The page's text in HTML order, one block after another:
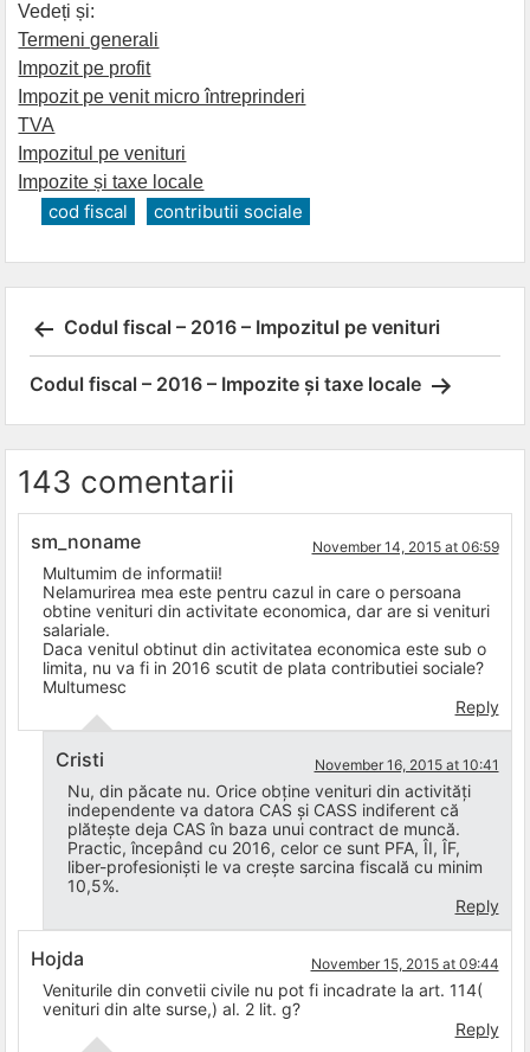
Vedeți și:
Termeni generali
Impozit pe profit
Impozit pe venit micro întreprinderi
TVA
Impozitul pe venituri
Impozite și taxe locale
cod fiscal contributii sociale
Post
navigation
Codul fiscal – 2016 – Impozitul pe venituri
Codul fiscal – 2016 – Impozite și taxe locale
143 comentarii
sm_noname November 14, 2015 at 06:59
Multumim de informatii!
Nelamurirea mea este pentru cazul in care o persoana
obtine venituri din activitate economica, dar are si venituri
salariale.
Daca venitul obtinut din activitatea economica este sub o
limita, nu va fi in 2016 scutit de plata contributiei sociale?
Multumesc
Reply
Cristi November 16, 2015 at 10:41
Nu, din păcate nu. Orice obține venituri din activități
independente va datora CAS și CASS indiferent că
plătește deja CAS în baza unui contract de muncă.
Practic, începând cu 2016, celor ce sunt PFA, ÎI, ÎF,
liber-profesioniști le va crește sarcina fiscală cu minim
10,5%.
Reply
Hojda November 15, 2015 at 09:44
Veniturile din convetii civile nu pot fi incadrate la art. 114(
venituri din alte surse,) al. 2 lit. g?
Reply